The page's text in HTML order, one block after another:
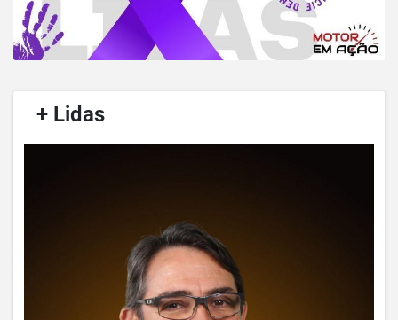
+ Lidas